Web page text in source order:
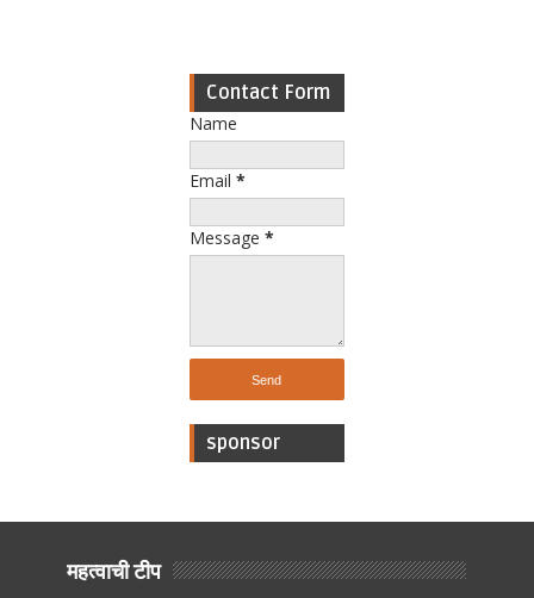
Contact Form
Name
Email *
Message *
sponsor
महत्वाची टीप